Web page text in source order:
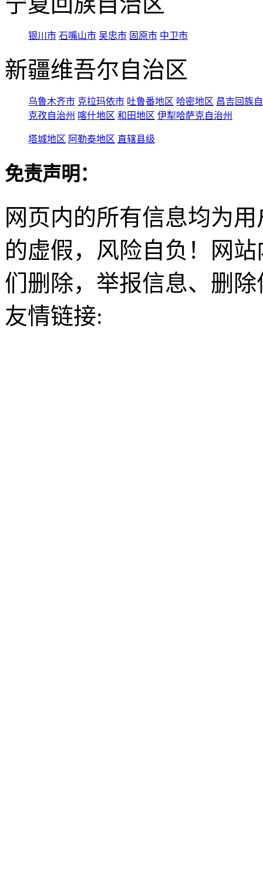
银川市 石嘴山市 吴忠市 固原市 中卫市
新疆维吾尔自治区
乌鲁木齐市 克拉玛依市 吐鲁番地区 哈密地区 昌吉回族
克孜自治州 喀什地区 和田地区 伊犁哈萨克自治州
塔城地区 阿勒泰地区 直辖县级
免责声明：
网页内的所有信息均为
的虚假，风险自负！网
们删除，举报信息、删
友情链接: